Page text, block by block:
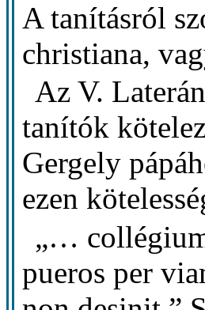
A tanításról
christiana,
Az V.
tanítók
Gergely
ezen
„…
pueros per